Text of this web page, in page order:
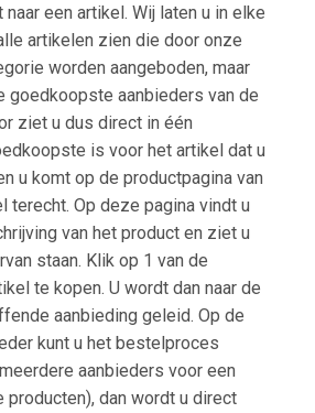
een artikel. Wij laten u in elke
artikelen zien die door onze
worden aangeboden, maar
goedkoopste aanbieders van de
ziet u dus direct in één
is voor het artikel dat u
u komt op de productpagina van
terecht. Op deze pagina vindt u
van het product en ziet u
staan. Klik op 1 van de
te kopen. U wordt dan naar de
aanbieding geleid. Op de
kunt u het bestelproces
aanbieders voor een
producten), dan wordt u direct